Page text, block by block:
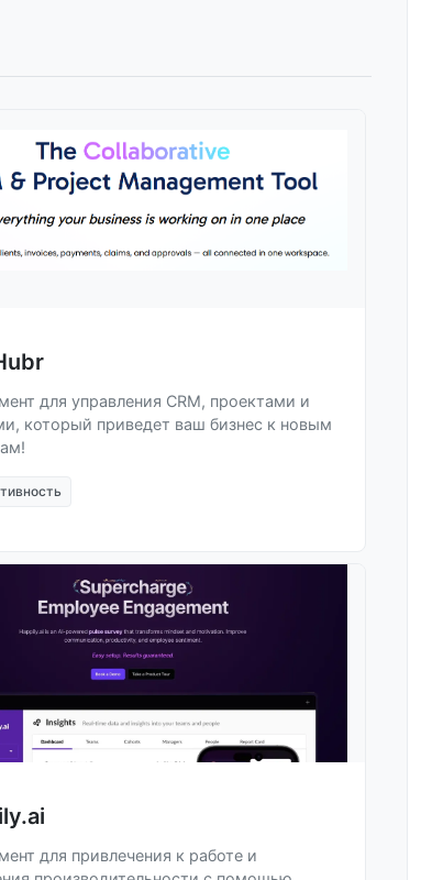
для управления CRM, проектами и
который приведет ваш бизнес к новым
для привлечения к работе и